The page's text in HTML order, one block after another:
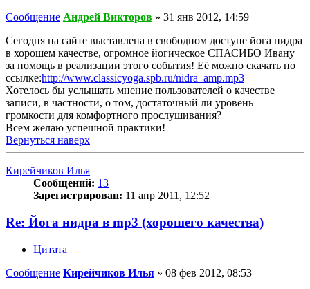
Сообщение Андрей Викторов » 31 янв 2012, 14:59
Сегодня на сайте выставлена в свободном доступе йога нидра
в хорошем качестве, огромное йогическое СПАСИБО Ивану
за помощь в реализации этого события! Её можно скачать по
ссылке:http://www.classicyoga.spb.ru/nidra_amp.mp3
Хотелось бы услышать мнение пользователей о качестве
записи, в частности, о том, достаточный ли уровень
громкости для комфортного прослушивания?
Всем желаю успешной практики!
Вернуться наверх
Кирейчиков Илья
Сообщений: 13
Зарегистрирован: 11 апр 2011, 12:52
Re: Йога нидра в mp3 (хорошего качества)
Цитата
Сообщение Кирейчиков Илья » 08 фев 2012, 08:53